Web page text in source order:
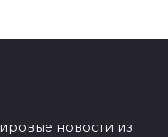
новости из